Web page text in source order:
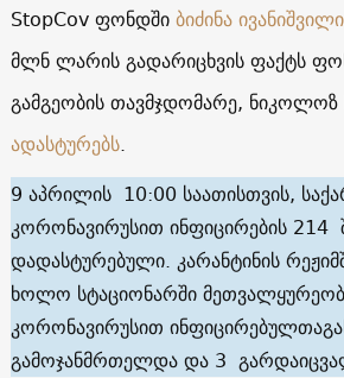
StopCov ფონდშიბიძინა
მლნ ლარის გადარიცხვის ფაქტს
გამგეობის თავმჯდომარე, ნიკოლოზ
ადასტურებს.
9 აპრილის 10:00 საათისთვის,
კორონავირუსით ინფიცირების 214
დადასტურებული. კარანტინის
ხოლო სტაციონარში
კორონავირუსით
გამოჯანმრთელდა და 3